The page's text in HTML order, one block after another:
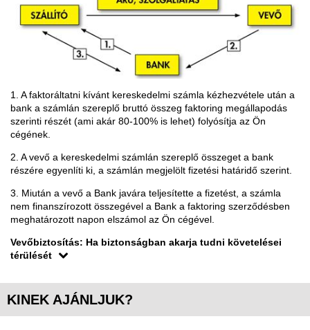
1. A faktoráltatni kívánt kereskedelmi számla kézhezvétele után a
bank a számlán szereplő bruttó összeg faktoring megállapodás
szerinti részét (ami akár 80-100% is lehet) folyósítja az Ön
cégének.
2. A vevő a kereskedelmi számlán szereplő összeget a bank
részére egyenlíti ki, a számlán megjelölt fizetési határidő szerint.
3. Miután a vevő a Bank javára teljesítette a fizetést, a számla
nem finanszírozott összegével a Bank a faktoring szerződésben
meghatározott napon elszámol az Ön cégével.
Vevőbiztosítás: Ha biztonságban akarja tudni követelései
térülését
KINEK AJÁNLJUK?